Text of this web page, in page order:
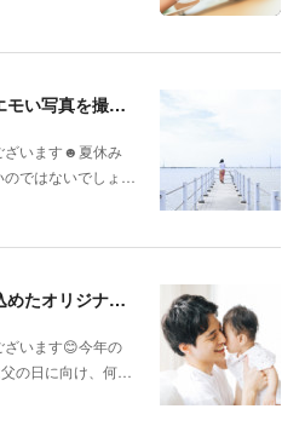
【撮影テクニック】夏旅でエモい写真を撮るポイント！
ざいます☻夏休み
のではないでしょ…
父の日にぴったり！想いを込めたオリジナルギフトを贈ろう🎁
ざいます😊今年の
の日に向け、何…